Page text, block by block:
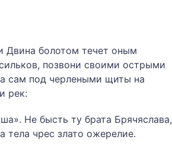
Двина болотом течет оным
по­звони своими острыми
сам под черлеными щиты на
рек:
Не бысть ту брата Брячяслава,
чрес злато ожерелие.